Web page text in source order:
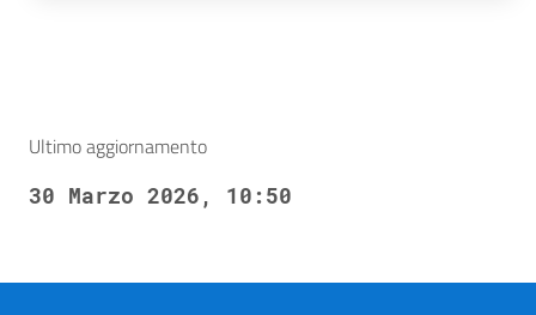
Ultimo aggiornamento
30 Marzo 2026, 10:50